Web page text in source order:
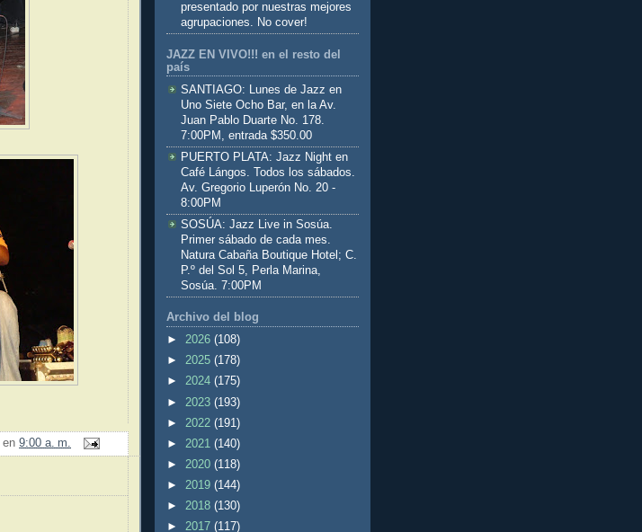
en 9:00 a. m.
presentado por nuestras mejores
agrupaciones. No cover!
JAZZ EN VIVO!!! en el resto del
país
SANTIAGO: Lunes de Jazz en
Uno Siete Ocho Bar, en la Av.
Juan Pablo Duarte No. 178.
7:00PM, entrada $350.00
PUERTO PLATA: Jazz Night en
Café Lángos. Todos los sábados.
Av. Gregorio Luperón No. 20 -
8:00PM
SOSÚA: Jazz Live in Sosúa.
Primer sábado de cada mes.
Natura Cabaña Boutique Hotel; C.
P.º del Sol 5, Perla Marina,
Sosúa. 7:00PM
Archivo del blog
► 2026 (108)
► 2025 (178)
► 2024 (175)
► 2023 (193)
► 2022 (191)
► 2021 (140)
► 2020 (118)
► 2019 (144)
► 2018 (130)
► 2017 (117)